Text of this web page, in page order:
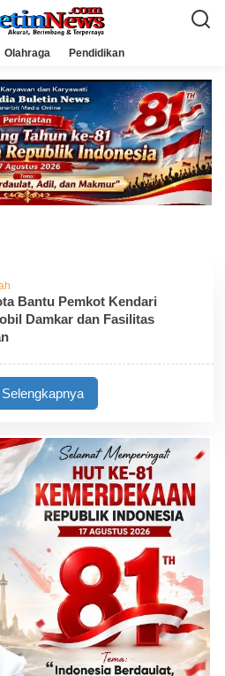
Olahraga Pendidikan
Bantu Pemkot Kendari
Damkar dan Fasilitas
Selengkapnya